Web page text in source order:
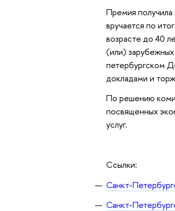
Премия
вручается по
возрасте до 40
(или)
петербургском
докладами и
По решению
посвященных
услуг.
Ссылки:
Санкт-
Санкт-